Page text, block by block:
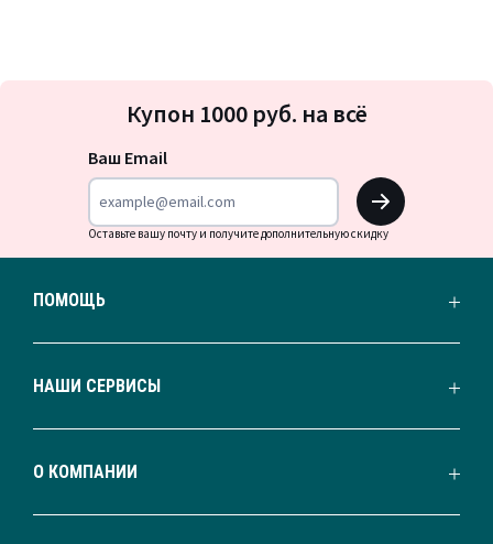
на
Купон 1000 руб. на всё
Ваш Email
OK
Оставьте вашу почту и получите дополнительную скидку
ПОМОЩЬ
НАШИ СЕРВИСЫ
О КОМПАНИИ